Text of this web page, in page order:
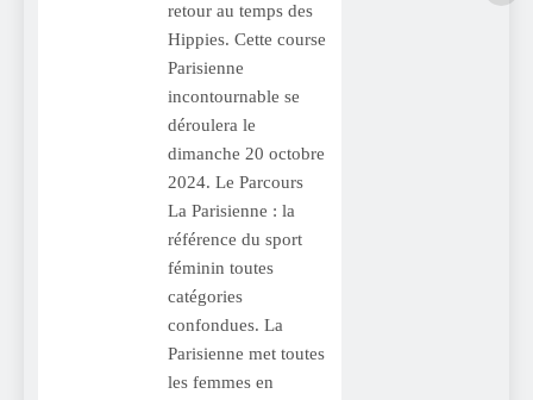
retour au temps des
Hippies. Cette course
Parisienne
incontournable se
déroulera le
dimanche 20 octobre
2024. Le Parcours
La Parisienne : la
référence du sport
féminin toutes
catégories
confondues. La
Parisienne met toutes
les femmes en